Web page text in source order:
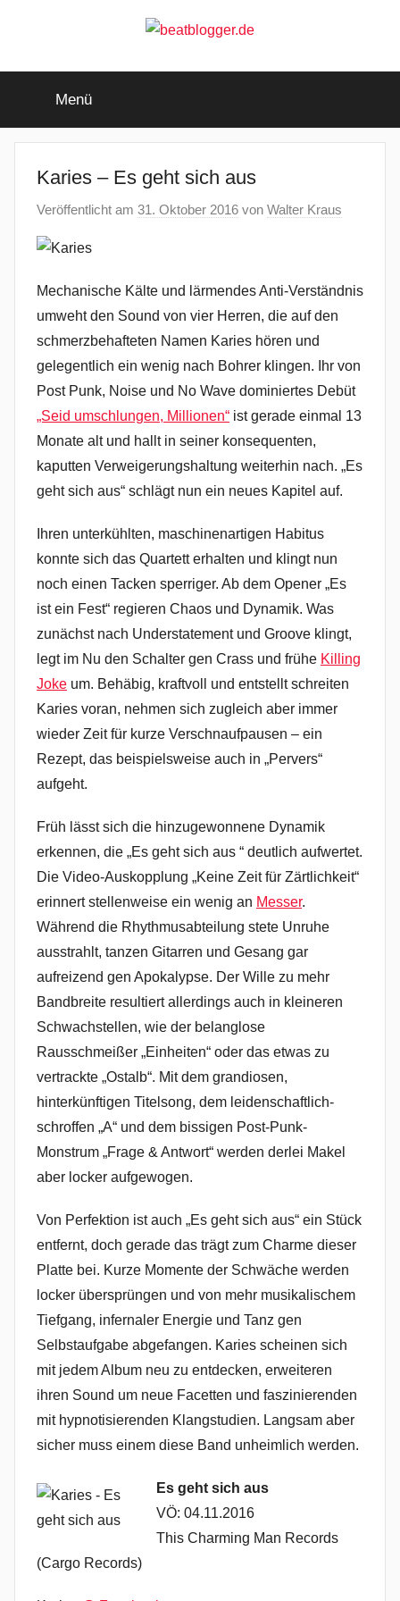
beatblogger.de
beat
goes
Menü
Karies – Es geht sich aus
Veröffentlicht am 31. Oktober 2016 von Walter Kraus
Mechanische Kälte und lärmendes Anti-Verständnis
umweht den Sound von vier Herren, die auf den
schmerzbehafteten Namen Karies hören und
gelegentlich ein wenig nach Bohrer klingen. Ihr von
Post Punk, Noise und No Wave dominiertes Debüt
„Seid umschlungen, Millionen“ ist gerade einmal 13
Monate alt und hallt in seiner konsequenten,
kaputten Verweigerungshaltung weiterhin nach. „Es
geht sich aus“ schlägt nun ein neues Kapitel auf.
Ihren unterkühlten, maschinenartigen Habitus
konnte sich das Quartett erhalten und klingt nun
noch einen Tacken sperriger. Ab dem Opener „Es
ist ein Fest“ regieren Chaos und Dynamik. Was
zunächst nach Understatement und Groove klingt,
legt im Nu den Schalter gen Crass und frühe Killing
Joke um. Behäbig, kraftvoll und entstellt schreiten
Karies voran, nehmen sich zugleich aber immer
wieder Zeit für kurze Verschnaufpausen – ein
Rezept, das beispielsweise auch in „Pervers“
aufgeht.
Früh lässt sich die hinzugewonnene Dynamik
erkennen, die „Es geht sich aus “ deutlich aufwertet.
Die Video-Auskopplung „Keine Zeit für Zärtlichkeit“
erinnert stellenweise ein wenig an Messer.
Während die Rhythmusabteilung stete Unruhe
ausstrahlt, tanzen Gitarren und Gesang gar
aufreizend gen Apokalypse. Der Wille zu mehr
Bandbreite resultiert allerdings auch in kleineren
Schwachstellen, wie der belanglose
Rausschmeißer „Einheiten“ oder das etwas zu
vertrackte „Ostalb“. Mit dem grandiosen,
hinterkünftigen Titelsong, dem leidenschaftlich-
schroffen „A“ und dem bissigen Post-Punk-
Monstrum „Frage & Antwort“ werden derlei Makel
aber locker aufgewogen.
Von Perfektion ist auch „Es geht sich aus“ ein Stück
entfernt, doch gerade das trägt zum Charme dieser
Platte bei. Kurze Momente der Schwäche werden
locker übersprüngen und von mehr musikalischem
Tiefgang, infernaler Energie und Tanz gen
Selbstaufgabe abgefangen. Karies scheinen sich
mit jedem Album neu zu entdecken, erweiteren
ihren Sound um neue Facetten und faszinierenden
mit hypnotisierenden Klangstudien. Langsam aber
sicher muss einem diese Band unheimlich werden.
Es geht sich aus
VÖ: 04.11.2016
This Charming Man Records
(Cargo Records)